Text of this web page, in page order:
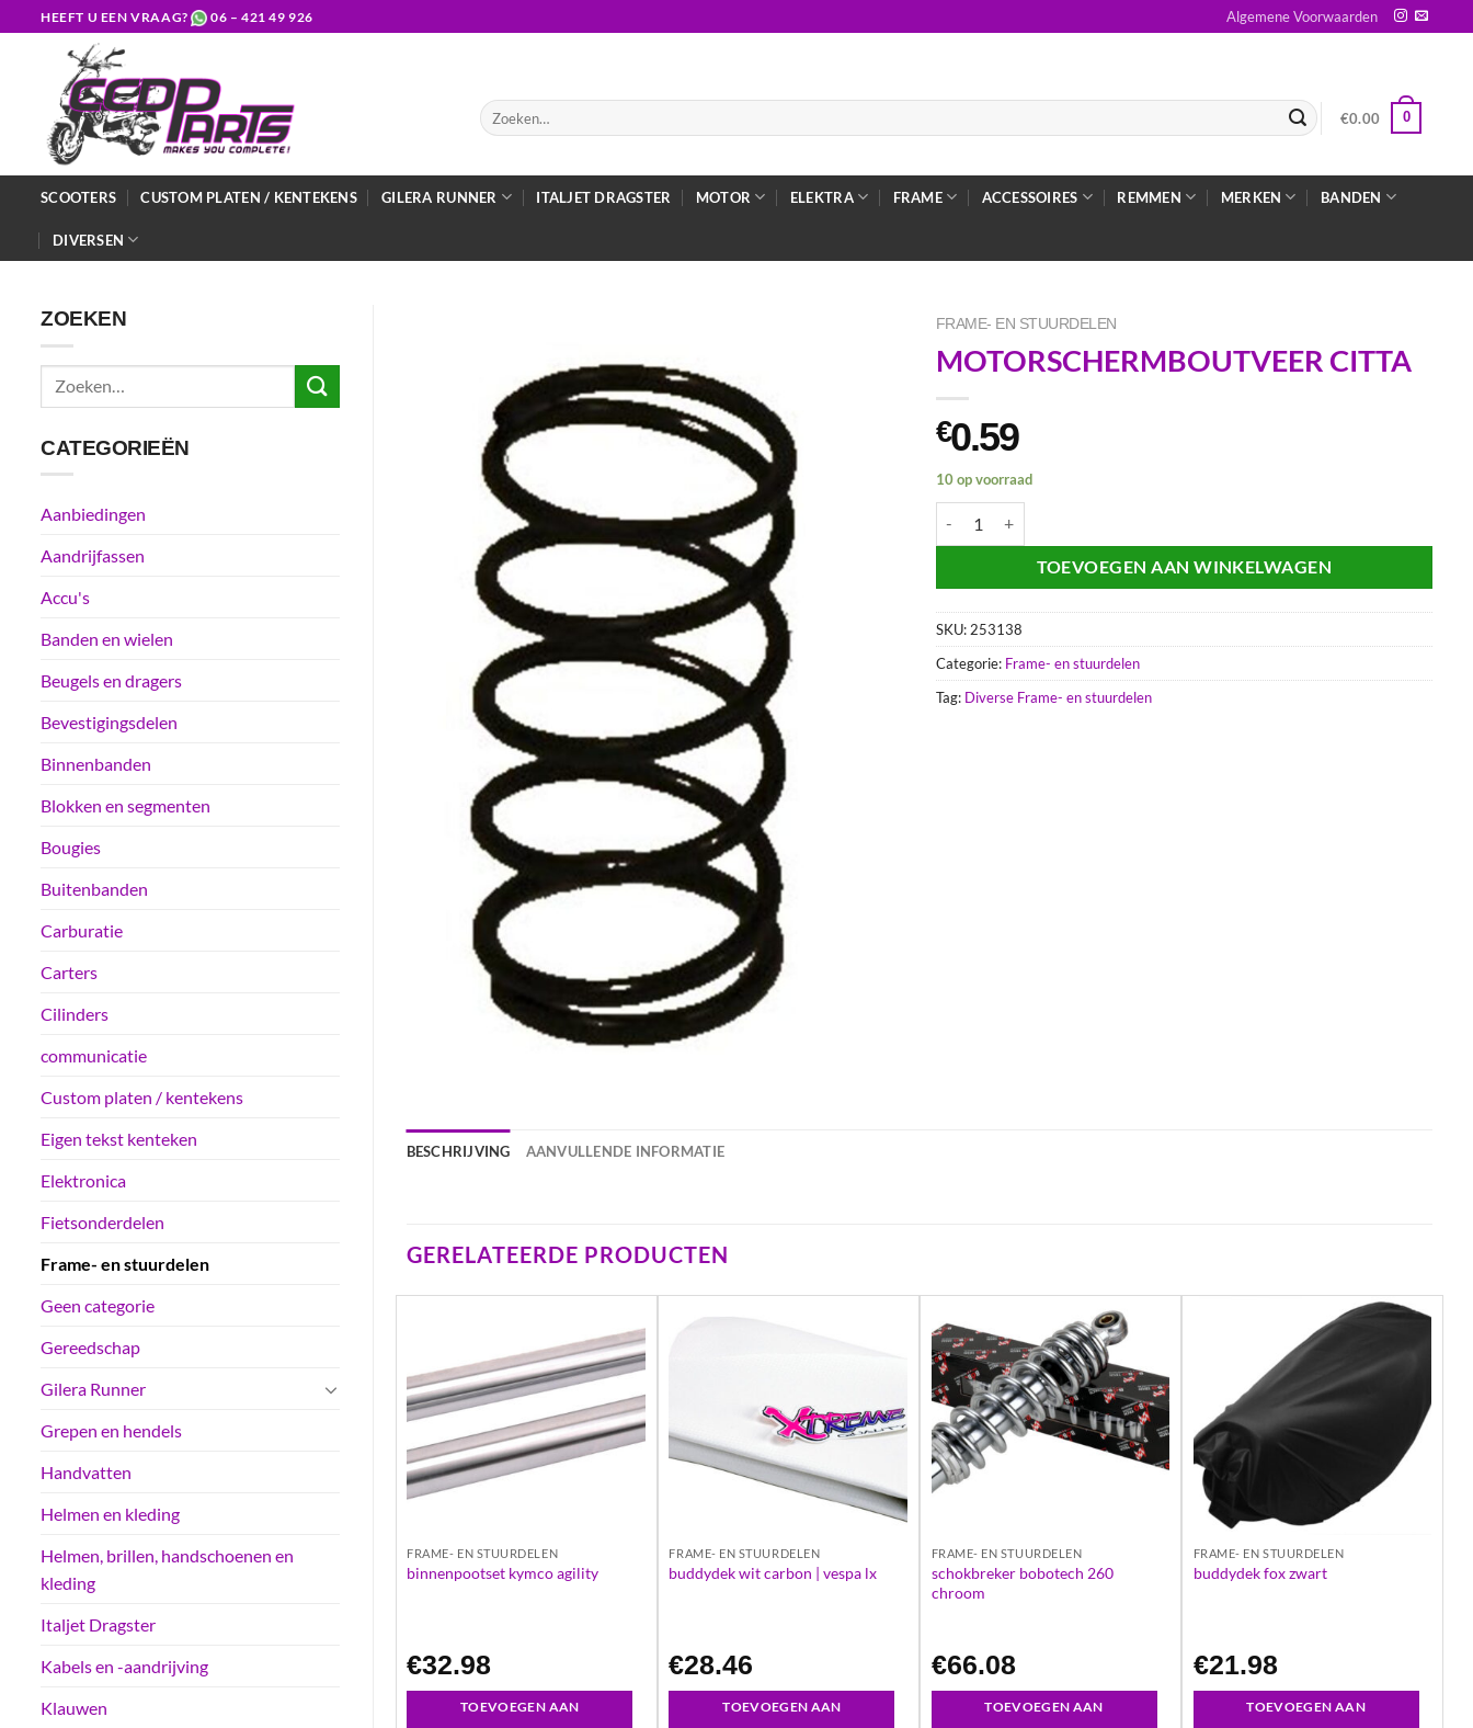
naar
HEEFT U EEN VRAAG? 06 – 421 49 926 Algemene Voorwaarden
Zoeken
naar:
€0.00 0
SCOOTERS CUSTOM PLATEN / KENTEKENS GILERA RUNNER ITALJET DRAGSTER MOTOR ELEKTRA FRAME ACCESSOIRES REMMEN MERKEN BANDEN
DIVERSEN
ZOEKEN
Zoeken
CATEGORIEËN
Aanbiedingen
Aandrijfassen
Accu's
Banden en wielen
Beugels en dragers
Bevestigingsdelen
Binnenbanden
Blokken en segmenten
Bougies
Buitenbanden
Carburatie
Carters
Cilinders
communicatie
Custom platen / kentekens
Eigen tekst kenteken
Elektronica
Fietsonderdelen
Frame- en stuurdelen
Geen categorie
Gereedschap
Gilera Runner
Grepen en hendels
Handvatten
Helmen en kleding
Helmen, brillen, handschoenen en
kleding
Italjet Dragster
Kabels en -aandrijving
Klauwen
FRAME- EN STUURDELEN
MOTORSCHERMBOUTVEER CITTA
€0.59
10 op voorraad
TOEVOEGEN AAN WINKELWAGEN
SKU: 253138
Categorie: Frame- en stuurdelen
Tag: Diverse Frame- en stuurdelen
BESCHRIJVING AANVULLENDE INFORMATIE
GERELATEERDE PRODUCTEN
FRAME- EN STUURDELEN
binnenpootset kymco agility
€32.98
TOEVOEGEN AAN
FRAME- EN STUURDELEN
buddydek wit carbon | vespa lx
€28.46
TOEVOEGEN AAN
FRAME- EN STUURDELEN
schokbreker bobotech 260
chroom
€66.08
TOEVOEGEN AAN
FRAME- EN STUURDELEN
buddydek fox zwart
€21.98
TOEVOEGEN AAN
340 chroom
AAN
FRAME- EN STUURDELEN
€89.69